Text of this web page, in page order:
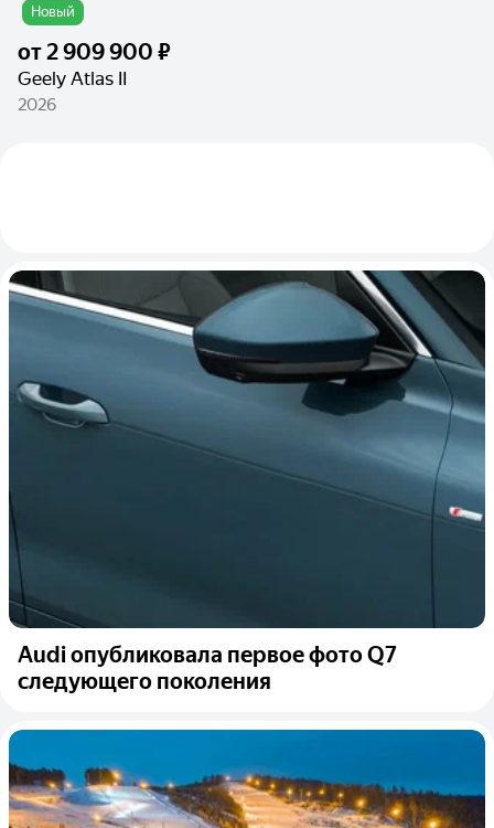
Новый
от2 909 900 ₽
Geely Atlas II
2026
Audi опубликовала первое фото Q7
следующего поколения